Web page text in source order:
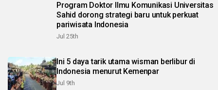
Program Doktor Ilmu Komunikasi Universitas
Sahid dorong strategi baru untuk perkuat
pariwisata Indonesia
Jul 25th
Ini 5 daya tarik utama wisman berlibur di
Indonesia menurut Kemenpar
Jul 9th